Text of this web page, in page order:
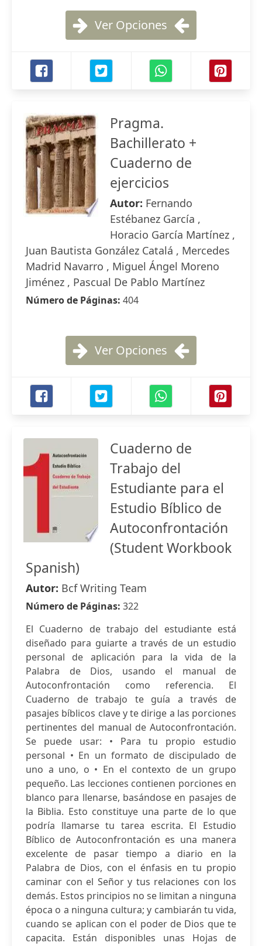
Ver Opciones
Pragma.
Bachillerato +
Cuaderno de
ejercicios
Autor: Fernando
Estébanez García ,
Horacio García Martínez ,
Juan Bautista González Catalá , Mercedes
Madrid Navarro , Miguel Ángel Moreno
Jiménez , Pascual De Pablo Martínez
Número de Páginas: 404
Ver Opciones
Cuaderno de
Trabajo del
Estudiante para el
Estudio Bíblico de
Autoconfrontación
(Student Workbook
Spanish)
Autor: Bcf Writing Team
Número de Páginas: 322
El Cuaderno de trabajo del estudiante está
diseñado para guiarte a través de un estudio
personal de aplicación para la vida de la
Palabra de Dios, usando el manual de
Autoconfrontación como referencia. El
Cuaderno de trabajo te guía a través de
pasajes bíblicos clave y te dirige a las porciones
pertinentes del manual de Autoconfrontación.
Se puede usar: • Para tu propio estudio
personal • En un formato de discipulado de
uno a uno, o • En el contexto de un grupo
pequeño. Las lecciones contienen porciones en
blanco para llenarse, basándose en pasajes de
la Biblia. Esto constituye una parte de lo que
podría llamarse tu tarea escrita. El Estudio
Bíblico de Autoconfrontación es una manera
excelente de pasar tiempo a diario en la
Palabra de Dios, con el énfasis en tu propio
caminar con el Señor y tus relaciones con los
demás. Estos principios no se limitan a ninguna
época o a ninguna cultura; y cambiarán tu vida,
cuando se aplican con el poder de Dios que te
capacita. Están disponibles unas Hojas de